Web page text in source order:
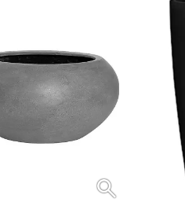
search